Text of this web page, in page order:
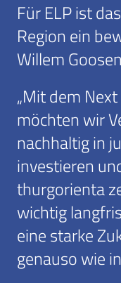
Für ELP ist
Region ein
Willem
„Mit dem
möchten wir
nachhaltig in
investieren
thurgorienta
wichtig
eine starke
genauso wie